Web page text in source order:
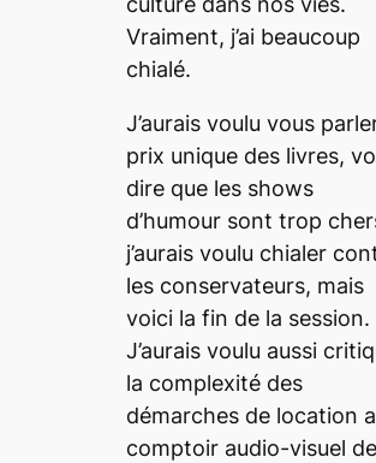
Vraiment, j’ai beaucoup
chialé.
J’aurais voulu vous
prix unique des livres,
dire que les shows
d’humour sont trop
j’aurais voulu chialer
les conservateurs, mais
voici la fin de la session.
J’aurais voulu aussi
la complexité des
démarches de location
comptoir audio-visuel de